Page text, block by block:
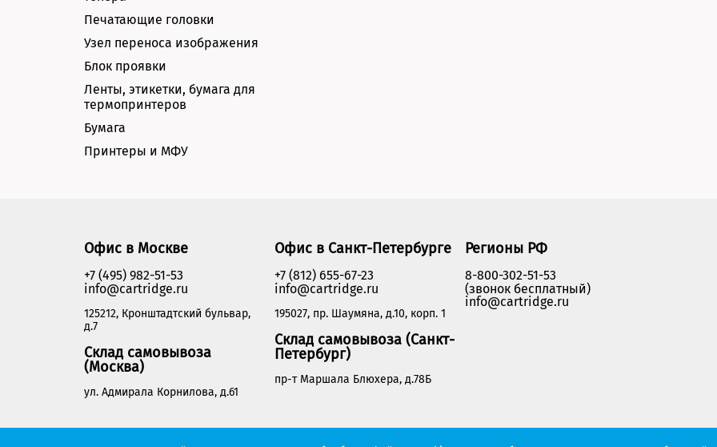
Печатающие головки
Узел переноса изображения
Блок проявки
Ленты, этикетки, бумага для
термопринтеров
Бумага
Принтеры и МФУ
Офис в Москве
+7 (495) 982-51-53
info@cartridge.ru
125212, Кронштадтский бульвар,
д.7
Склад самовывоза
(Москва)
ул. Адмирала Корнилова, д.61
Офис в Санкт-Петербурге
+7 (812) 655-67-23
info@cartridge.ru
195027, пр. Шаумяна, д.10, корп. 1
Склад самовывоза (Санкт-
Петербург)
пр-т Маршала Блюхера, д.78Б
Регионы РФ
8-800-302-51-53
(звонок бесплатный)
info@cartridge.ru